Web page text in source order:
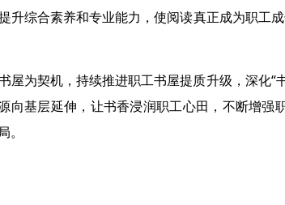
升综合素养和专业能力，使阅读真正成为职工
屋为契机，持续推进职工书屋提质升级，深化“
向基层延伸，让书香浸润职工心田，不断增强